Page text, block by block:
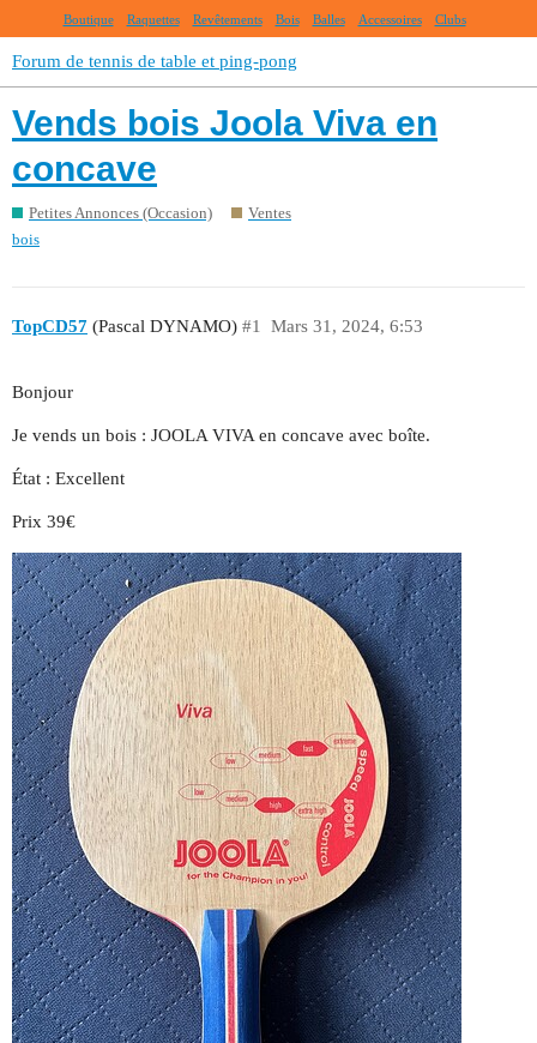
Boutique Raquettes Revêtements Bois Balles Accessoires Clubs
Forum de tennis de table et ping-pong
Vends bois Joola Viva en
concave
Petites Annonces (Occasion)
Ventes
bois
TopCD57 (Pascal DYNAMO) Mars 31, 2024, 6:53
#1
Bonjour
Je vends un bois : JOOLA VIVA en concave avec boîte.
État : Excellent
Prix 39€